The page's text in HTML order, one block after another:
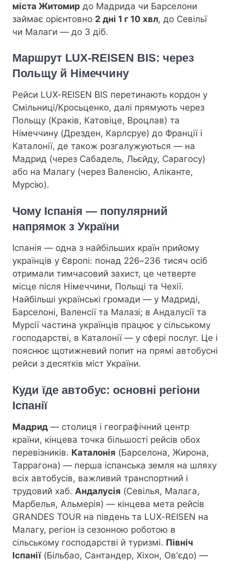
міста Житомир до Мадрида чи Барселони
займає орієнтовно 2 дні 1 г 10 хвл, до Севільї
чи Малаги — до 3 діб.
Маршрут LUX-REISEN BIS: через
Польщу й Німеччину
Рейси LUX-REISEN BIS перетинають кордон у
Смільниці/Кросьценко, далі прямують через
Польщу (Краків, Катовіце, Вроцлав) та
Німеччину (Дрезден, Карлсруе) до Франції і
Каталонії, де також розгалужуються — на
Мадрид (через Сабадель, Льєйду, Сарагосу)
або на Малагу (через Валенсію, Аліканте,
Мурсію).
Чому Іспанія — популярний
напрямок з України
Іспанія — одна з найбільших країн прийому
українців у Європі: понад 226–236 тисяч осіб
отримали тимчасовий захист, це четверте
місце після Німеччини, Польщі та Чехії.
Найбільші українські громади — у Мадриді,
Барселоні, Валенсії та Малазі; в Андалусії та
Мурсії частина українців працює у сільському
господарстві, в Каталонії — у сфері послуг. Це і
пояснює щотижневий попит на прямі автобусні
рейси з десятків міст України.
Куди їде автобус: основні регіони
Іспанії
Мадрид — столиця і географічний центр
країни, кінцева точка більшості рейсів обох
перевізників. Каталонія (Барселона, Жирона,
Таррагона) — перша іспанська земля на шляху
всіх автобусів, важливий транспортний і
трудовий хаб. Андалусія (Севілья, Малага,
Марбелья, Альмерія) — кінцева мета рейсів
GRANDES TOUR на південь та LUX-REISEN на
Малагу, регіон із сезонною роботою в
сільському господарстві й туризмі. Північ
Іспанії(Більбао, Сантандер, Хіхон, Ов'єдо) —